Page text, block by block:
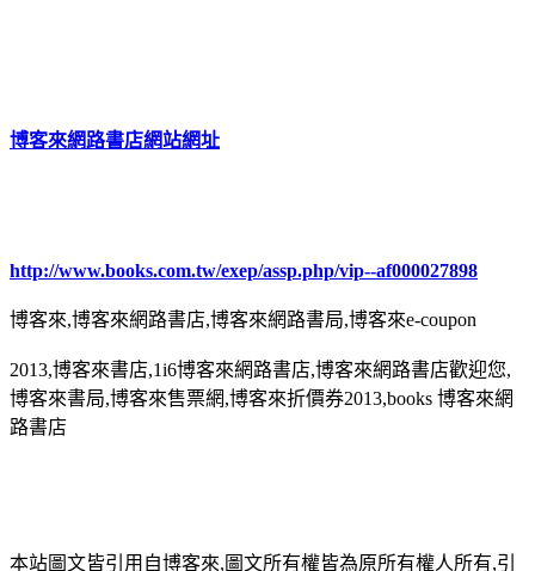
博客來網路書店網站網址
http://www.books.com.tw/exep/assp.php/vip--af000027898
博客來,博客來網路書店,博客來網路書局,博客來e-coupon
2013,博客來書店,1i6博客來網路書店,博客來網路書店歡迎您,
博客來書局,博客來售票網,博客來折價券2013,books 博客來網
路書店
本站圖文皆引用自博客來,圖文所有權皆為原所有權人所有,引